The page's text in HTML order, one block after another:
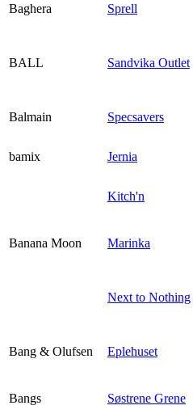
Baghera Sprell
BALL Sandvika Outlet
Balmain Specsavers
bamix
Jernia
Kitch'n
Banana Moon Marinka
Next to Nothing
Bang & Olufsen Eplehuset
Bangs Søstrene Grene